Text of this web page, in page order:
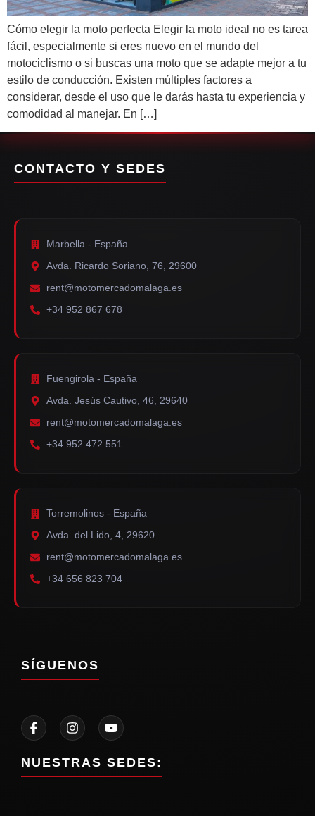
Cómo elegir la moto perfecta Elegir la moto ideal no es tarea
fácil, especialmente si eres nuevo en el mundo del
motociclismo o si buscas una moto que se adapte mejor a tu
estilo de conducción. Existen múltiples factores a
considerar, desde el uso que le darás hasta tu experiencia y
comodidad al manejar. En […]
CONTACTO Y SEDES
Marbella - España
Avda. Ricardo Soriano, 76, 29600
rent@motomercadomalaga.es
+34 952 867 678
Fuengirola - España
Avda. Jesús Cautivo, 46, 29640
rent@motomercadomalaga.es
+34 952 472 551
Torremolinos - España
Avda. del Lido, 4, 29620
rent@motomercadomalaga.es
+34 656 823 704
SÍGUENOS
NUESTRAS SEDES: